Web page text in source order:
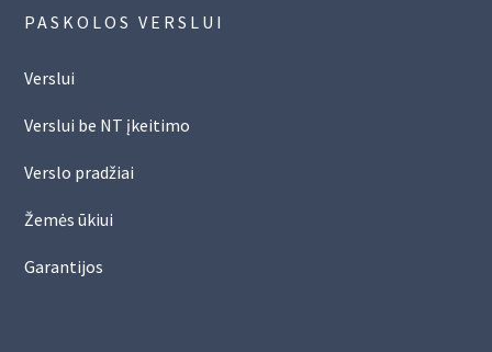
PASKOLOS VERSLUI
Verslui
Verslui be NT įkeitimo
Verslo pradžiai
Žemės ūkiui
Garantijos